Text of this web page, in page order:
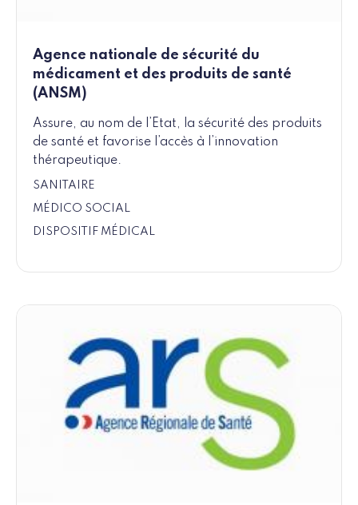
Agence nationale de sécurité du
médicament et des produits de santé
(ANSM)
Assure, au nom de l’Etat, la sécurité des produits
de santé et favorise l’accès à l’innovation
thérapeutique.
SANITAIRE
MÉDICO SOCIAL
DISPOSITIF MÉDICAL